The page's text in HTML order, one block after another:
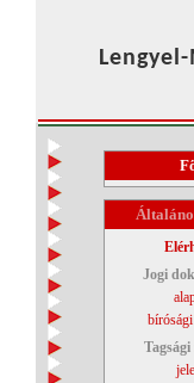
Jogi